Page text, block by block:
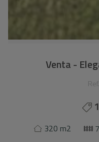
Venta -
Ref.
320 m2